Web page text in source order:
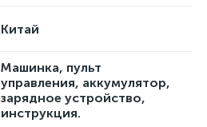
Китай
Машинка, пульт
управления, аккумулятор,
зарядное устройство,
инструкция.